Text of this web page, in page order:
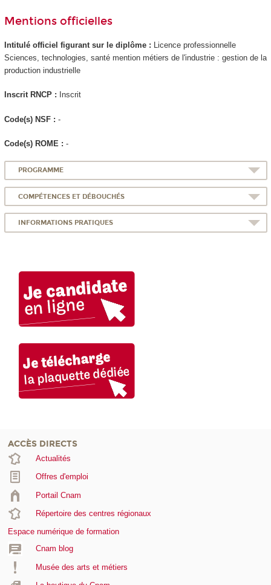
Mentions officielles
Intitulé officiel figurant sur le diplôme : Licence professionnelle
Sciences, technologies, santé mention métiers de l'industrie : gestion de la
production industrielle
Inscrit RNCP: Inscrit
Code(s) NSF : -
Code(s) ROME : -
PROGRAMME
COMPÉTENCES ET DÉBOUCHÉS
INFORMATIONS PRATIQUES
ACCÈS DIRECTS
Actualités
Offres d'emploi
Portail Cnam
Répertoire des centres régionaux
Espace numérique de formation
Cnam blog
Musée des arts et métiers